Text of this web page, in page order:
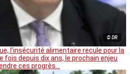
© DR
l’insécurité alimentaire recule pour la
fois depuis dix ans, le prochain enjeu
ces progrès…